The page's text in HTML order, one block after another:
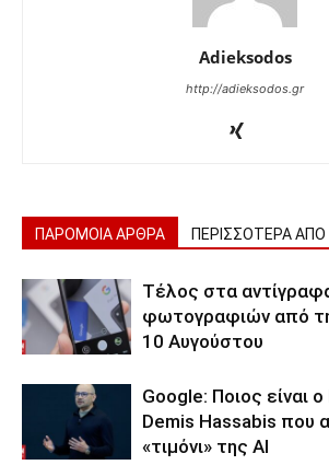
Adieksodos
http://adieksodos.gr
ΠΑΡΟΜΟΙΑ ΑΡΘΡΑ ΠΕΡΙΣΣΟΤΕΡΑ
Τέλος στα
φωτογραφιών από
10 Αυγούστου
Google: Ποιος είναι
Demis Hassabis που
«τιμόνι» της ΑΙ